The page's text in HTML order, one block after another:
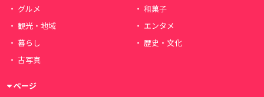
グルメ
和菓子
観光・地域
エンタメ
暮らし
歴史・文化
古写真
ページ